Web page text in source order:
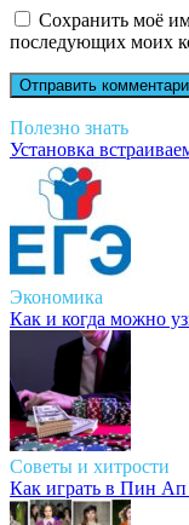
Сохранить моё
последующих моих
Полезно знать
Установка
Экономика
Как и когда можно
Советы и хитрости
Как играть в Пин Ап